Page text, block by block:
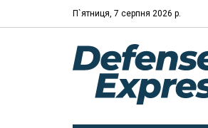
П`ятниця, 7 серпня 2026 р.